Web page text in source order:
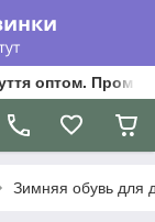
оптом.
Зимняя обувь для